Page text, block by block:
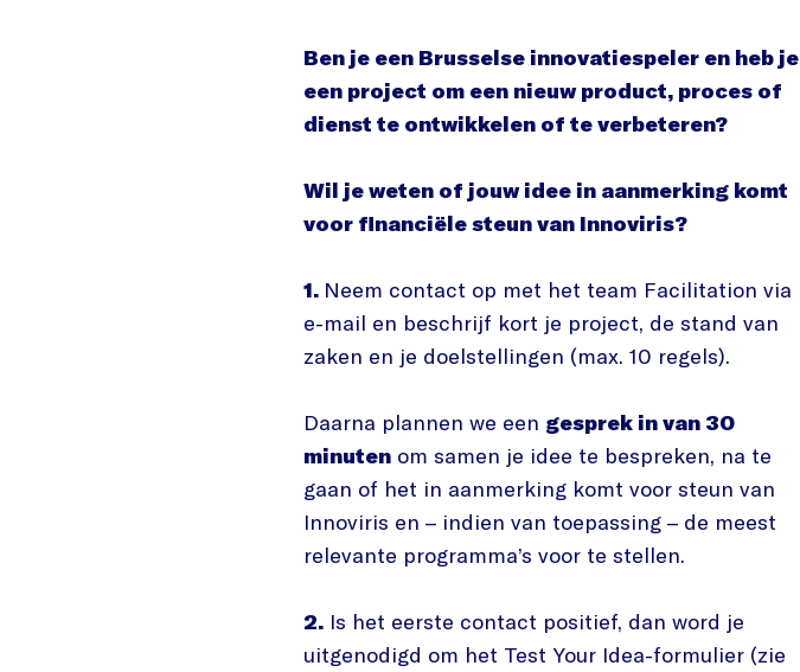
Ben je een Brusselse innovatiespeler en heb je
een project om een nieuw product, proces of
dienst te ontwikkelen of te verbeteren?
Wil je weten of jouw idee in aanmerking komt
voor financiële steun van Innoviris?
1. Neem contact op met het team Facilitation via
e-mail en beschrijf kort je project, de stand van
zaken en je doelstellingen (max. 10 regels).
Daarna plannen we een gesprek in van 30
minuten om samen je idee te bespreken, na te
gaan of het in aanmerking komt voor steun van
Innoviris en – indien van toepassing – de meest
relevante programma’s voor te stellen.
2. Is het eerste contact positief, dan word je
uitgenodigd om het Test Your Idea-formulier (zie